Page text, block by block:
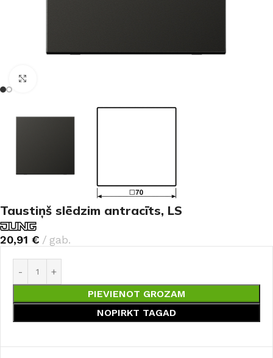
Taustiņš slēdzim antracīts, LS
20,91 € gab.
PIEVIENOT GROZAM
NOPIRKT TAGAD